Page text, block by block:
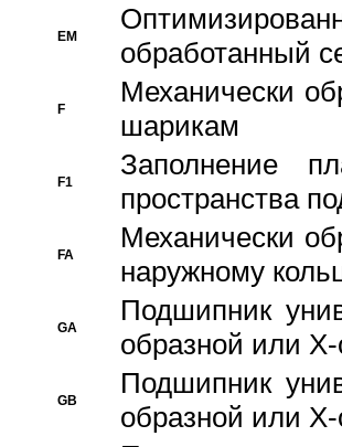
EM
обработанный
F
Механически
шарикам
F1
Заполнение
пространства
FA
Механически
наружному
GA
Подшипник
образной или
GB
Подшипник
образной или